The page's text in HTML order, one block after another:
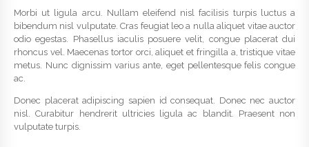
Morbi ut ligula arcu. Nullam eleifend nisl facilisis turpis luctus a
bibendum nisl vulputate. Cras feugiat leo a nulla aliquet vitae auctor
odio egestas. Phasellus iaculis posuere velit, congue placerat dui
rhoncus vel. Maecenas tortor orci, aliquet et fringilla a, tristique vitae
metus. Nunc dignissim varius ante, eget pellentesque felis congue
ac.
Donec placerat adipiscing sapien id consequat. Donec nec auctor
nisl. Curabitur hendrerit ultricies ligula ac blandit. Praesent non
vulputate turpis.